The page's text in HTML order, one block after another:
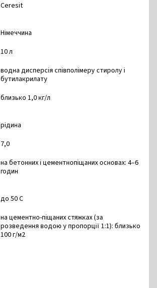
Ceresit
Німеччина
10 л
водна дисперсія співполімеру стиролу і
бутилакрилату
близько 1,0 кг/л
рідина
7,0
на бетонних і цементнопіщаних основах: 4–6
годин
до 50 С
на цементно-піщаних стяжках (за
розведення водою у пропорції 1:1): близько
100 г/м2